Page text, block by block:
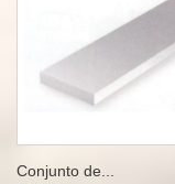
Conjunto de...